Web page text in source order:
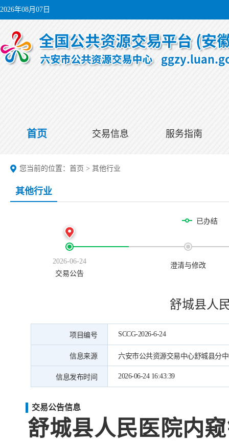
2026年08月07日
首页 交易信息 服务指南
您当前的位置： 首页 > 其他行业
其他行业
已办结
2026-06-24
交易公告
澄清与修改
舒城县人
项目编号 SCCG-2026-6-24
信息来源 六安市公共资源交易中心舒城县分
信息发布时间 2026-06-24 16:43:39
交易公告信息
舒城县人民医院内